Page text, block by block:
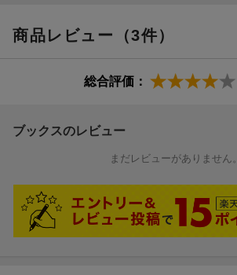
商品レビュー（3件）
総合評価：
ブックスのレビュー
まだレビューがありません。